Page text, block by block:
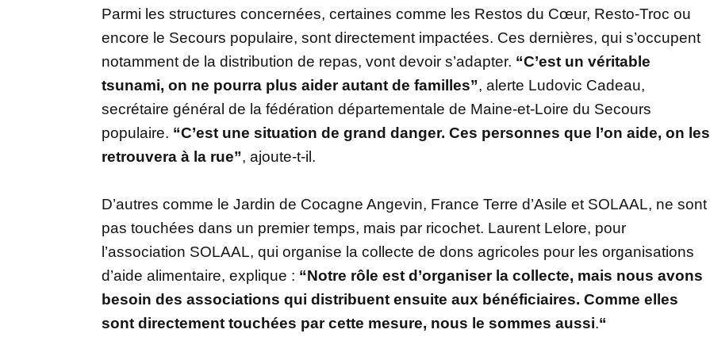
Parmi les structures concernées, certaines comme les Restos du Cœur, Resto-Troc ou
encore le Secours populaire, sont directement impactées. Ces dernières, qui s’occupent
notamment de la distribution de repas, vont devoir s’adapter. “C’est un véritable
tsunami, on ne pourra plus aider autant de familles”, alerte Ludovic Cadeau,
secrétaire général de la fédération départementale de Maine-et-Loire du Secours
populaire. “C’est une situation de grand danger. Ces personnes que l’on aide, on les
retrouvera à la rue”, ajoute-t-il.
D’autres comme le Jardin de Cocagne Angevin, France Terre d’Asile et SOLAAL, ne sont
pas touchées dans un premier temps, mais par ricochet. Laurent Lelore, pour
l’association SOLAAL, qui organise la collecte de dons agricoles pour les organisations
d’aide alimentaire, explique : “Notre rôle est d’organiser la collecte, mais nous avons
besoin des associations qui distribuent ensuite aux bénéficiaires. Comme elles
sont directement touchées par cette mesure, nous le sommes aussi.“